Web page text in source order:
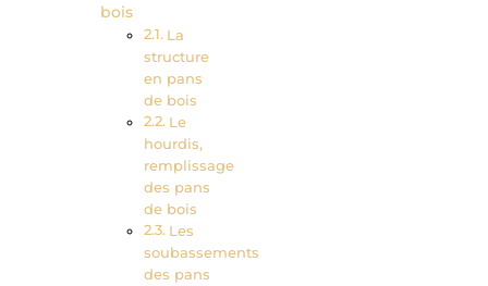
bois
La
structure
en pans
de bois
Le
hourdis,
remplissage
des pans
de bois
Les
soubassements
des pans